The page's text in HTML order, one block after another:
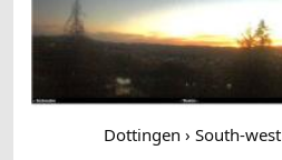
Dottingen › South-west